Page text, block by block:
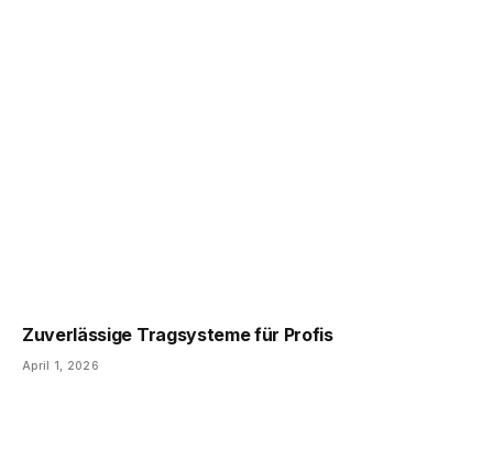
Zuverlässige Tragsysteme für Profis
April 1, 2026